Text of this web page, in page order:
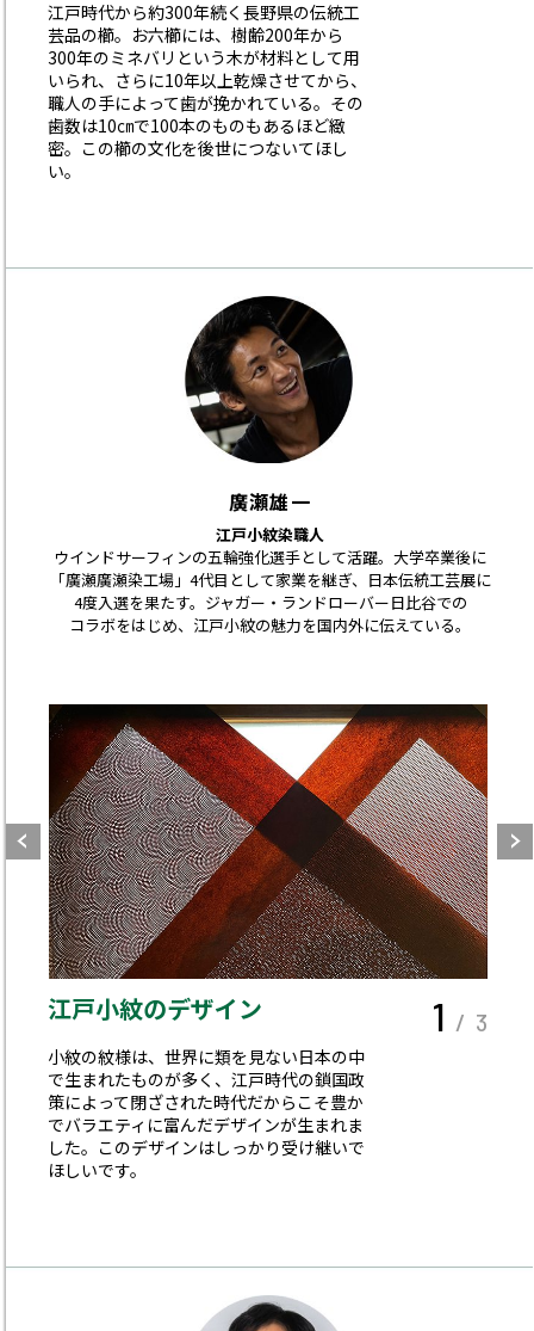
江戸時代から約300年続く長野県の伝統工
芸品の櫛。お六櫛には、樹齢200年から
300年のミネバリという木が材料として用
いられ、さらに10年以上乾燥させてから、
職人の手によって歯が挽かれている。その
歯数は10㎝で100本のものもあるほど緻
密。この櫛の文化を後世につないてほし
い。
廣瀬雄一
江戸小紋染職人
ウインドサーフィンの五輪強化選手として活躍。大学卒業後に
「廣瀬廣瀬染工場」4代目として家業を継ぎ、日本伝統工芸展に
4度入選を果たす。ジャガー・ランドローバー日比谷での
コラボをはじめ、江戸小紋の魅力を国内外に伝えている。
1 / 3
江戸小紋のデザイン
小紋の紋様は、世界に類を見ない日本の中
で生まれたものが多く、江戸時代の鎖国政
策によって閉ざされた時代だからこそ豊か
でバラエティに富んだデザインが生まれま
した。このデザインはしっかり受け継いで
ほしいです。